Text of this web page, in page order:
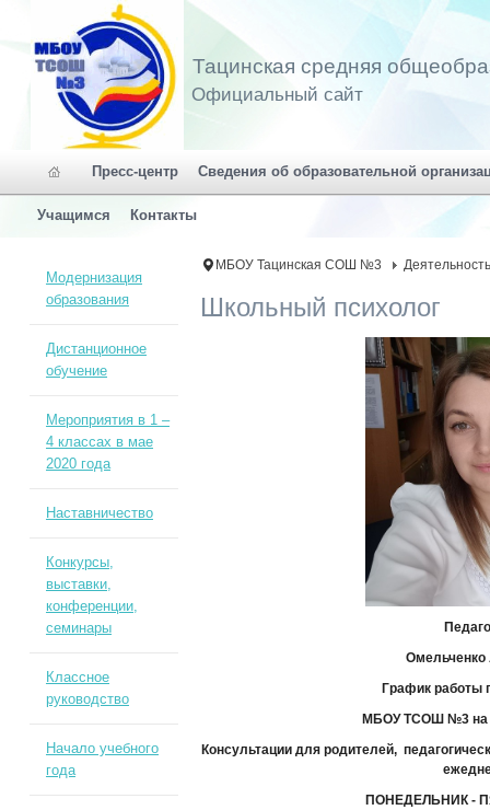
Тацинская средняя
Официальный сайт
Пресс-центр Сведения об образовательной
Учащимся Контакты
МБОУ Тацинская СОШ №3
Школьный психолог
Омельченко
График работы
МБОУ ТСОШ №3 на
Консультации для родителей,
ПОНЕДЕЛЬНИК -
Модернизация
образования
Дистанционное
обучение
Мероприятия в 1 –
4 классах в мае
2020 года
Наставничество
Конкурсы,
выставки,
конференции,
семинары
Классное
руководство
Начало учебного
года